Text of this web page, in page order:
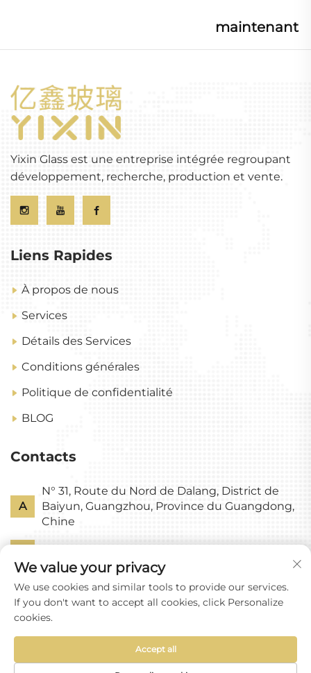
maintenant
Yixin Glass est une entreprise intégrée regroupant
développement, recherche, production et vente.
Liens Rapides
À propos de nous
Services
Détails des Services
Conditions générales
Politique de confidentialité
BLOG
Contacts
A
N° 31, Route du Nord de Dalang, District de
Baiyun, Guangzhou, Province du Guangdong,
Chine
E [email protected]
Droits d'auteur © Guangzhou Yixin Glass Co., Ltd
We value your privacy
We use cookies and similar tools to provide our services.
If you don't want to accept all cookies, click Personalize
cookies.
Accept all